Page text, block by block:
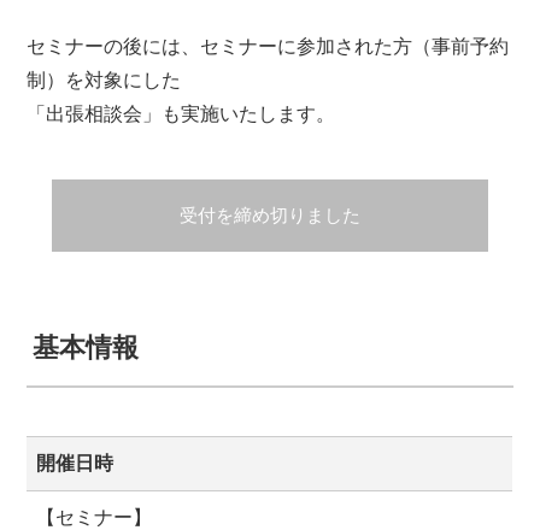
セミナーの後には、セミナーに参加された方（事前予約
制）を対象にした
「出張相談会」も実施いたします。
受付を締め切りました
基本情報
開催日時
【セミナー】